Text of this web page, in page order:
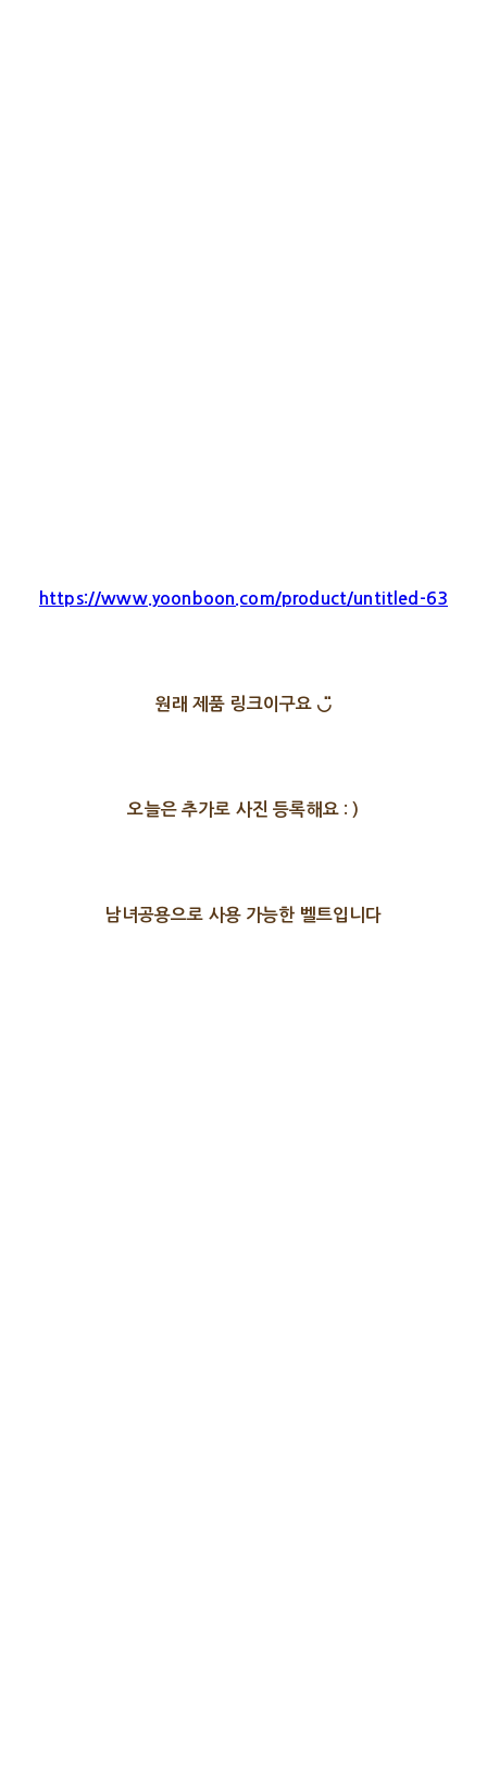
https://www.yoonboon.com/product/untitled-63
원래 제품 링크이구요 ◡̈
오늘은 추가로 사진 등록해요 : )
남녀공용으로 사용 가능한 벨트입니다